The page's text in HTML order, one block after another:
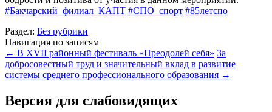
#Бакчарский_филиал_КАПТ #СПО_спорт #85летспо
Раздел: Без рубрики
Навигация по записям
← В XVII районный фестиваль «Преодолей себя» За
добросовестный труд и значительный вклад в развитие
системы среднего профессионального образования →
Версия для слабовидящих